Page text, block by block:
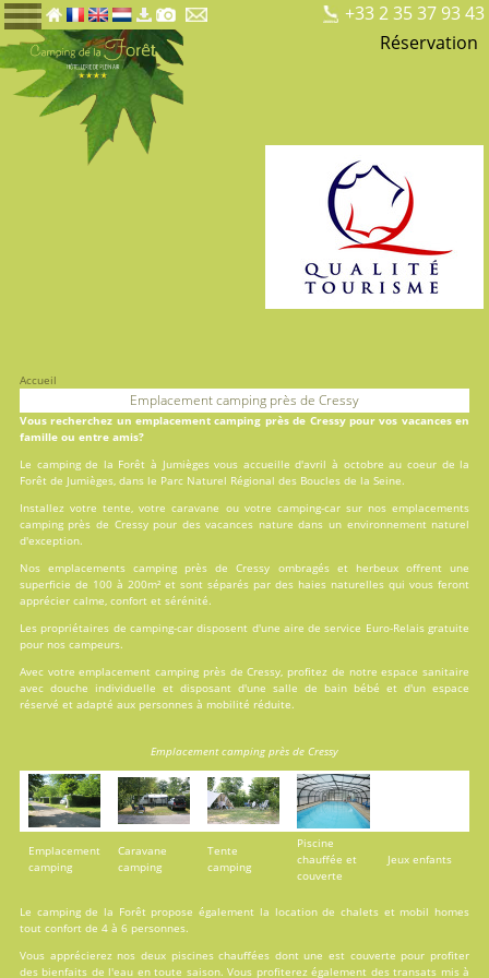
+33 2 35 37 93 43
Réservation
Accueil
Emplacement camping près de Cressy
Vous recherchez un emplacement camping près de Cressy pour vos vacances en
famille ou entre amis?
Le camping de la Forêt à Jumièges vous accueille d'avril à octobre au coeur de la
Forêt de Jumièges, dans le Parc Naturel Régional des Boucles de la Seine.
Installez votre tente, votre caravane ou votre camping-car sur nosemplacements
camping près de Cressy pour des vacances nature dans un environnement naturel
d'exception.
Nos emplacements camping près de Cressy ombragés et herbeux offrent une
superficie de 100 à 200m² et sont séparés par des haies naturelles qui vous feront
apprécier calme, confort et sérénité.
Les propriétaires de camping-car disposent d'une aire de service Euro-Relais gratuite
pour nos campeurs.
Avec votre emplacement camping près de Cressy, profitez de notre espace sanitaire
avec douche individuelle et disposant d'une salle de bain bébé et d'un espace
réservé et adapté aux personnes à mobilité réduite.
Emplacement camping près de Cressy
Emplacement
camping
Caravane
camping
Tente
camping
Piscine
chauffée et
couverte
Jeux enfants
Le camping de la Forêt propose également la locationde chalets et mobil homes
tout confort de 4 à 6 personnes.
Vous apprécierez nos deux piscineschauffées dont une est couverte pour profiter
des bienfaits de l'eau en toute saison. Vous profiterez également des transats mis à